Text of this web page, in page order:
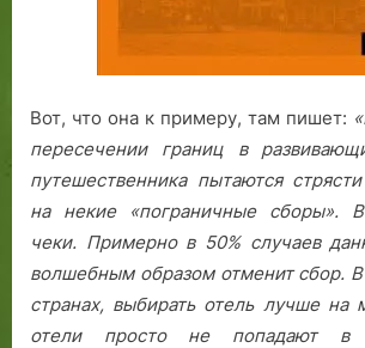
Вот, что она к примеру, там пишет:
пересечении границ в
путешественника пытаются
на некие «пограничные сборы».
чеки. Примерно в 50% случаев
волшебным образом отменит сбор.
странах, выбирать отель лучше на
отели просто не попадают в